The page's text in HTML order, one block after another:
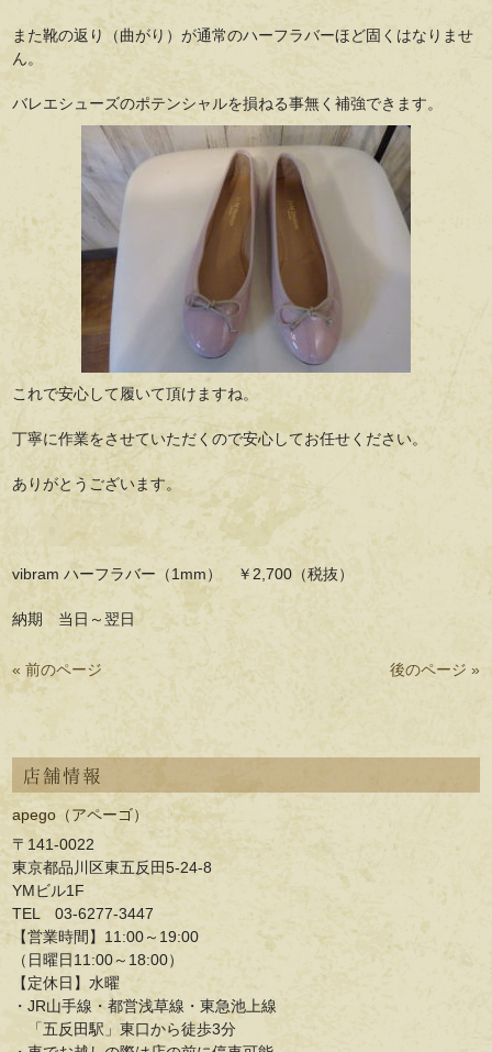
また靴の返り（曲がり）が通常のハーフラバーほど固くはなりませ
ん。
バレエシューズのポテンシャルを損ねる事無く補強できます。
これで安心して履いて頂けますね。
丁寧に作業をさせていただくので安心してお任せください。
ありがとうございます。
vibram ハーフラバー（1mm） ￥2,700（税抜）
納期 当日～翌日
« 前のページ 後のページ »
店舗情報
apego（アペーゴ）
〒141-0022
東京都品川区東五反田5-24-8
YMビル1F
TEL 03-6277-3447
【営業時間】11:00～19:00
（日曜日11:00～18:00）
【定休日】水曜
・JR山手線・都営浅草線・東急池上線
「五反田駅」東口から徒歩3分